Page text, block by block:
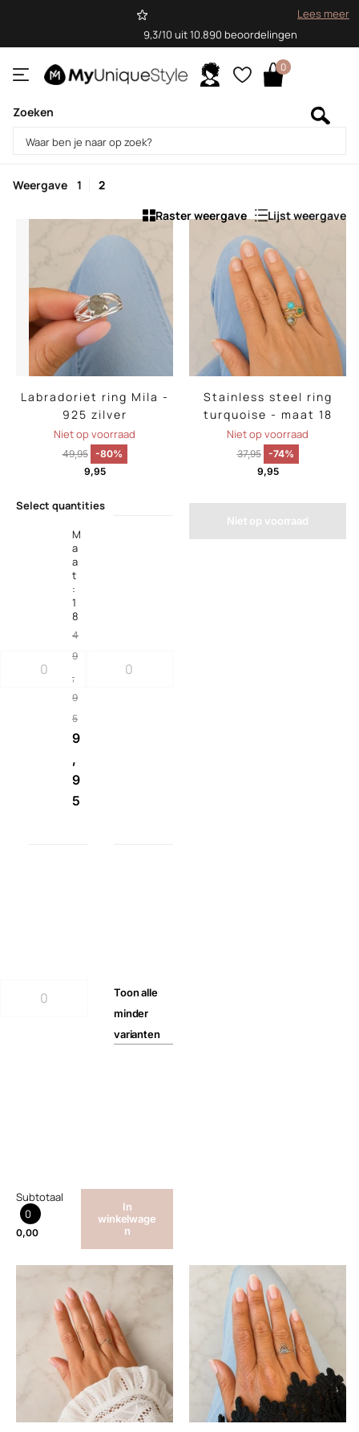
9,3/10 uit 10.890 beoordelingen
Lees meer
Zoeken
0
Homepage
Sale
Weergave 1
2
Raster weergave
Lijst weergave
Labradoriet ring Mila -
925 zilver
Niet op voorraad
49,95
-80%
9,95
Select quantities
M
a
a
t
:
1
8
4
9
,
9
5
9
,
9
5
Toonalle
minder
varianten
Subtotaal
0
0,00
In
winkelwage
n
Stainless steel ring
turquoise - maat 18
Niet op voorraad
37,95
-74%
9,95
Niet op voorraad